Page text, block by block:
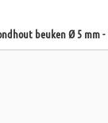
beuken Ø 5 mm -